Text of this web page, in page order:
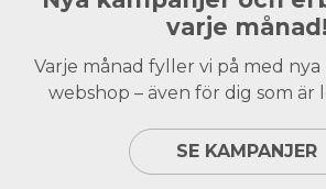
varje månad!
Varje månad fyller vi på med
webshop – även för dig som är
SE KAMPANJER